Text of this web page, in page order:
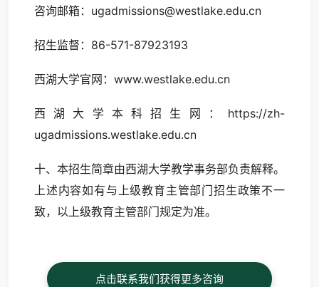
咨询邮箱：ugadmissions@westlake.edu.cn
招生监督：86-571-87923193
西湖大学官网：www.westlake.edu.cn
西湖大学本科招生网：https://zh-
ugadmissions.westlake.edu.cn
十、本招生简章由西湖大学教学事务部负责解释。
上述内容如有与上级教育主管部门招生政策不一
致，以上级教育主管部门规定为准。
点击联系我们获得更多咨询